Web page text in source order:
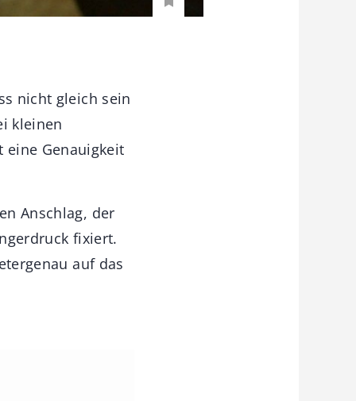
nicht gleich sein
kleinen
Genauigkeit
Anschlag, der
fixiert.
auf das